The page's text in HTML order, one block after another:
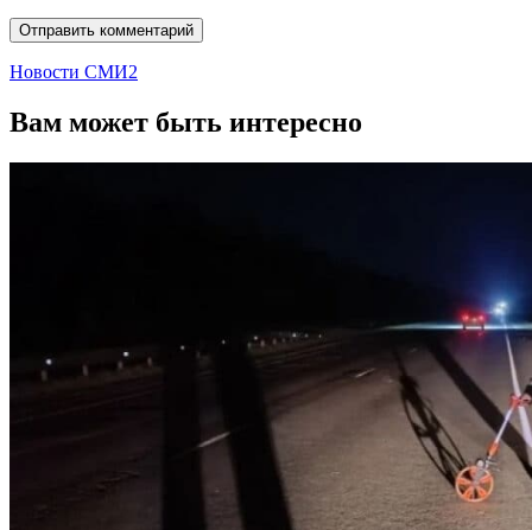
Новости СМИ2
Вам может быть интересно